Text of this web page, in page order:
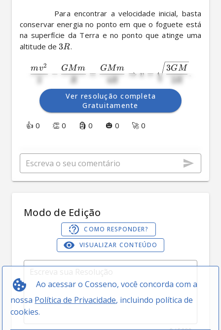
Ao acessar o Cosseno, você concorda com a
nossa Política de Privacidade, incluindo política de
cookies.
conservar energia no ponto em que o foguete está
na superfície da Terra e no ponto que atinge uma
altitude de 3R
mv2
−
GMm
=
GMm
⇒ v =
3GM
.
Ver resolução completa
Gratuitamente
👍 0 👏 0 🗿 0 🎃 0 🚀 0
Modo de Edição
COMO RESPONDER?
VISUALIZAR CONTEÚDO